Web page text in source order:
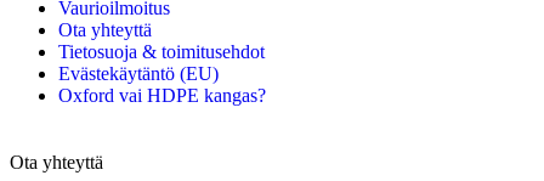
Vaurioilmoitus
Ota yhteyttä
Tietosuoja & toimitusehdot
Evästekäytäntö (EU)
Oxford vai HDPE kangas?
Ota yhteyttä